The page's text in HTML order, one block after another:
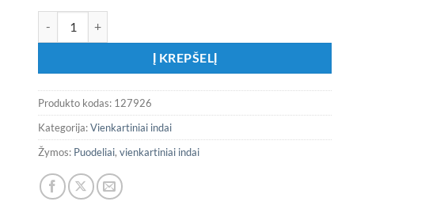
Į KREPŠELĮ
Produkto kodas: 127926
Kategorija:Vienkartiniai indai
Žymos: Puodeliai,vienkartiniai indai